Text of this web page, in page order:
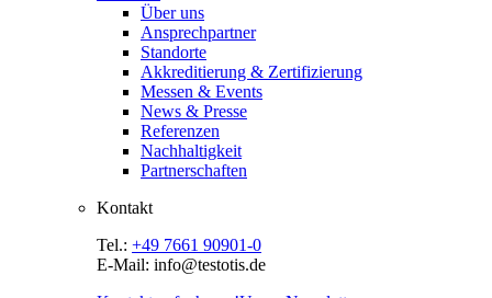
Über uns
Ansprechpartner
Standorte
Akkreditierung & Zertifizierung
Messen & Events
News & Presse
Referenzen
Nachhaltigkeit
Partnerschaften
Kontakt
Tel.: +49 7661 90901-0
E-Mail: info@testotis.de